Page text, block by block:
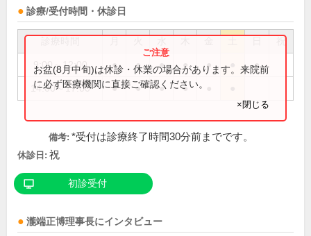
診療/受付時間・休診日
祝
9:00～12:00 ● ● ● ● ● ●
14:00～17:00 ● ● ● ●
お盆(8月中旬)は休診・休業の場合があります。来院前
に必ず医療機関に直接ご確認ください。
×閉じる
備考: *受付は診療終了時間30分前までです。
休診日: 祝
初診受付
瀧端正博理事長にインタビュー